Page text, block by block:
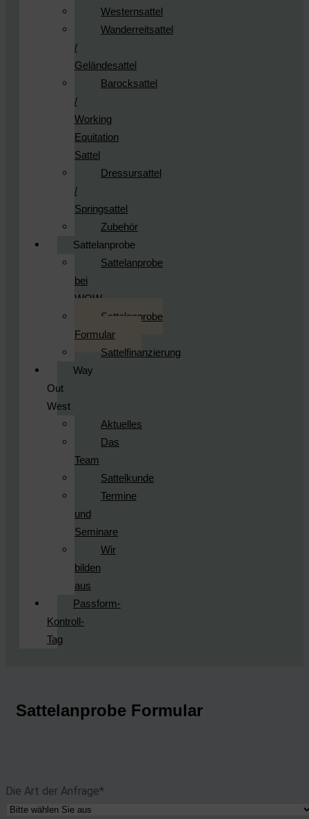
Westernsattel
Wanderreitsattel
/
Geländesattel
Barocksattel
/
Working
Equitation
Sattel
Dressursattel
/
Springsattel
Zubehör
Sattelanprobe
Sattelanprobe
bei
WOW
Sattelanprobe
Formular
Sattelfinanzierung
Way
Out
West
Aktuelles
Das
Team
Sattelkunde
Termine
und
Seminare
Wir
bilden
aus
Passform-
Kontroll-
Tag
Sattelanprobe Formular
Die Art der Anfrage*